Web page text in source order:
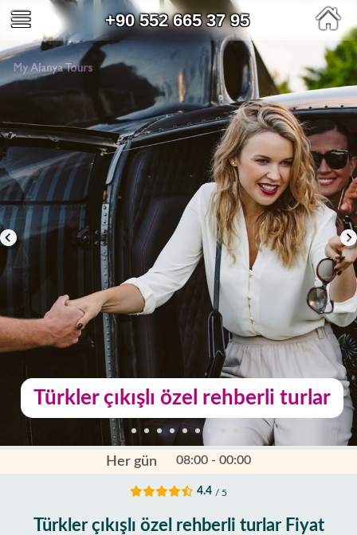
+90 552 665 37 95
Türkler çıkışlı özel rehberli turlar
Her gün 08:00 - 00:00
4.4 / 5
Türkler çıkışlı özel rehberli turlar Fiyat